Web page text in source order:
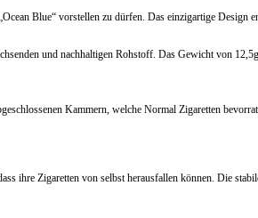
Blue“ vorstellen zu dürfen. Das einzigartige
und nachhaltigen Rohstoff. Das Gewicht von
Kammern, welche Normal Zigaretten
ihre Zigaretten von selbst herausfallen können. Die